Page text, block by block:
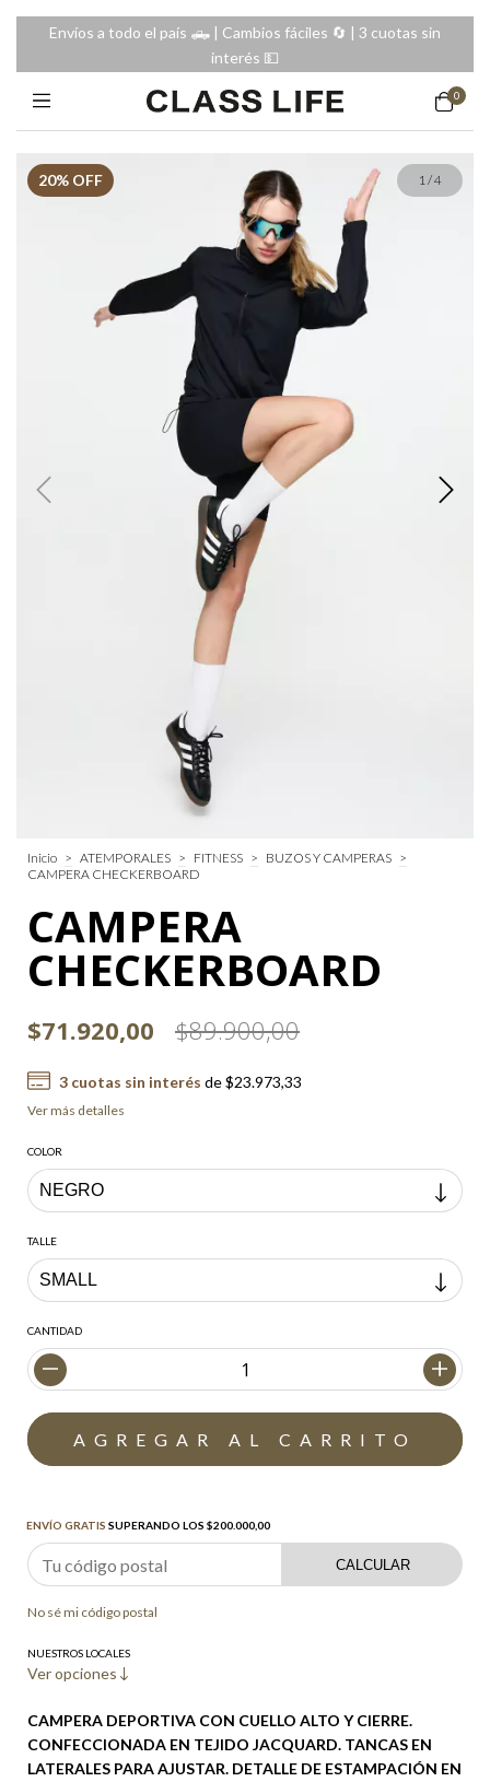
Envíos a todo el país 🛻 | Cambios fáciles 🔄️ | 3 cuotas sin
interés 💵
0
20% OFF 1/4
Inicio > ATEMPORALES > FITNESS > BUZOS Y CAMPERAS >
CAMPERA CHECKERBOARD
CAMPERA
CHECKERBOARD
$71.920,00 $89.900,00
3cuotas sin interés de$23.973,33
Ver más detalles
COLOR
TALLE
CANTIDAD
ENVÍO GRATIS SUPERANDO LOS $200.000,00
CALCULAR
No sé mi código postal
NUESTROS LOCALES
Ver opciones
CAMPERA DEPORTIVA CON CUELLO ALTO Y CIERRE.
CONFECCIONADA EN TEJIDO JACQUARD. TANCAS EN
LATERALES PARA AJUSTAR. DETALLE DE ESTAMPACIÓN EN